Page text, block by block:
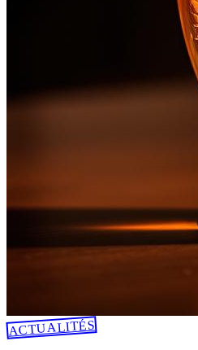
ACTUALITÉS